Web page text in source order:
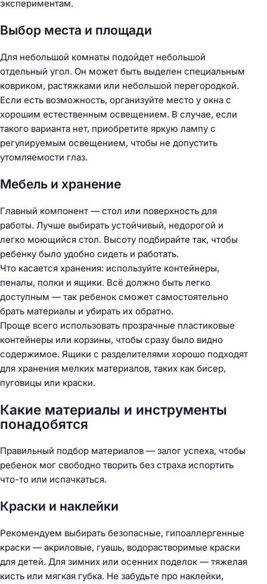
экспериментам.
Выбор места и площади
Для небольшой комнаты подойдет небольшой
отдельный угол. Он может быть выделен специальным
ковриком, растяжками или небольшой перегородкой.
Если есть возможность, организуйте место у окна с
хорошим естественным освещением. В случае, если
такого варианта нет, приобретите яркую лампу с
регулируемым освещением, чтобы не допустить
утомляемости глаз.
Мебель и хранение
Главный компонент — стол или поверхность для
работы. Лучше выбирать устойчивый, недорогой и
легко моющийся стол. Высоту подбирайте так, чтобы
ребенку было удобно сидеть и работать.
Что касается хранения: используйте контейнеры,
пеналы, полки и ящики. Всё должно быть легко
доступным — так ребенок сможет самостоятельно
брать материалы и убирать их обратно.
Проще всего использовать прозрачные пластиковые
контейнеры или корзины, чтобы сразу было видно
содержимое. Ящики с разделителями хорошо подходят
для хранения мелких материалов, таких как бисер,
пуговицы или краски.
Какие материалы и инструменты
понадобятся
Правильный подбор материалов — залог успеха, чтобы
ребенок мог свободно творить без страха испортить
что-то или испачкаться.
Краски и наклейки
Рекомендуем выбирать безопасные, гипоаллергенные
краски — акриловые, гуашь, водорастворимые краски
для детей. Для зимних или осенних поделок — тяжелая
кисть или мягкая губка. Не забудьте про наклейки,